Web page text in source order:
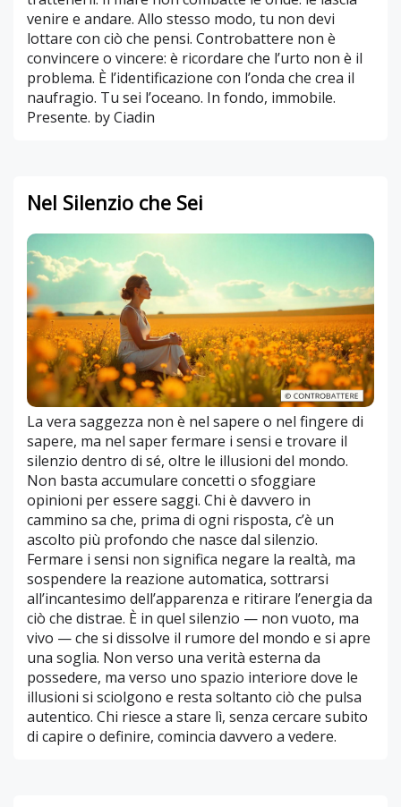
venire e andare. Allo stesso modo, tu non devi
lottare con ciò che pensi. Controbattere non è
convincere o vincere: è ricordare che l’urto non è il
problema. È l’identificazione con l’onda che crea il
naufragio. Tu sei l’oceano. In fondo, immobile.
Presente. by Ciadin
Nel Silenzio che Sei
La vera saggezza non è nel sapere o nel fingere di
sapere, ma nel saper fermare i sensi e trovare il
silenzio dentro di sé, oltre le illusioni del mondo.
Non basta accumulare concetti o sfoggiare
opinioni per essere saggi. Chi è davvero in
cammino sa che, prima di ogni risposta, c’è un
ascolto più profondo che nasce dal silenzio.
Fermare i sensi non significa negare la realtà, ma
sospendere la reazione automatica, sottrarsi
all’incantesimo dell’apparenza e ritirare l’energia da
ciò che distrae. È in quel silenzio — non vuoto, ma
vivo — che si dissolve il rumore del mondo e si apre
una soglia. Non verso una verità esterna da
possedere, ma verso uno spazio interiore dove le
illusioni si sciolgono e resta soltanto ciò che pulsa
autentico. Chi riesce a stare lì, senza cercare subito
di capire o definire, comincia davvero a vedere.